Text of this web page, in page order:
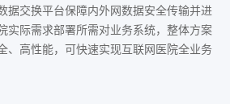
据交换平台保障内外网数据安全传输并进
实际需求部署所需对业务系统，整体方案
、高性能，可快速实现互联网医院全业务